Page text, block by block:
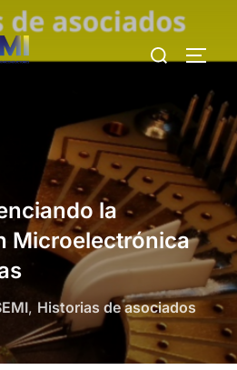
la
Microelectrónica
, Historias de asociados